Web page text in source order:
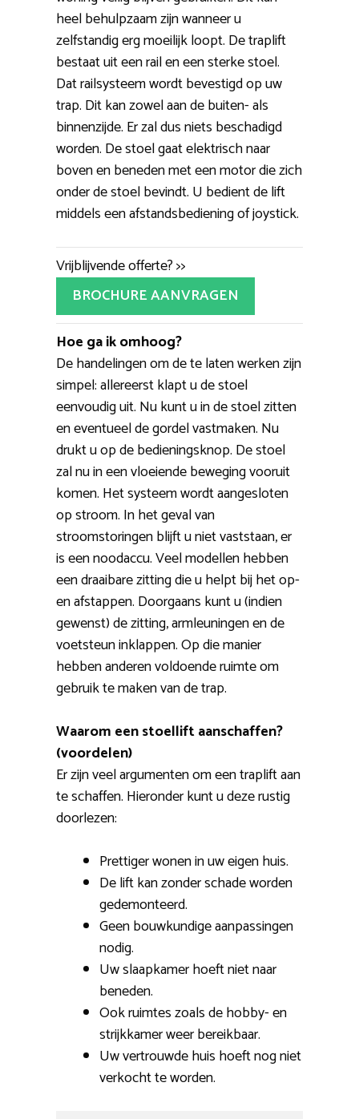
heel behulpzaam zijn wanneer u
zelfstandig erg moeilijk loopt. De traplift
bestaat uit een rail en een sterke stoel.
Dat railsysteem wordt bevestigd op uw
trap. Dit kan zowel aan de buiten- als
binnenzijde. Er zal dus niets beschadigd
worden. De stoel gaat elektrisch naar
boven en beneden met een motor die zich
onder de stoel bevindt. U bedient de lift
middels een afstandsbediening of joystick.
Vrijblijvende offerte? >>
BROCHURE AANVRAGEN
Hoe ga ik omhoog?
De handelingen om de te laten werken zijn
simpel: allereerst klapt u de stoel
eenvoudig uit. Nu kunt u in de stoel zitten
en eventueel de gordel vastmaken. Nu
drukt u op de bedieningsknop. De stoel
zal nu in een vloeiende beweging vooruit
komen. Het systeem wordt aangesloten
op stroom. In het geval van
stroomstoringen blijft u niet vaststaan, er
is een noodaccu. Veel modellen hebben
een draaibare zitting die u helpt bij het op-
en afstappen. Doorgaans kunt u (indien
gewenst) de zitting, armleuningen en de
voetsteun inklappen. Op die manier
hebben anderen voldoende ruimte om
gebruik te maken van de trap.
Waarom een stoellift aanschaffen?
(voordelen)
Er zijn veel argumenten om een traplift aan
te schaffen. Hieronder kunt u deze rustig
doorlezen:
Prettiger wonen in uw eigen huis.
De lift kan zonder schade worden
gedemonteerd.
Geen bouwkundige aanpassingen
nodig.
Uw slaapkamer hoeft niet naar
beneden.
Ook ruimtes zoals de hobby- en
strijkkamer weer bereikbaar.
Uw vertrouwde huis hoeft nog niet
verkocht te worden.